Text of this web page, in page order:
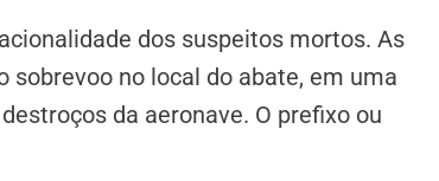
dos suspeitos mortos. As
no local do abate, em uma
da aeronave. O prefixo ou